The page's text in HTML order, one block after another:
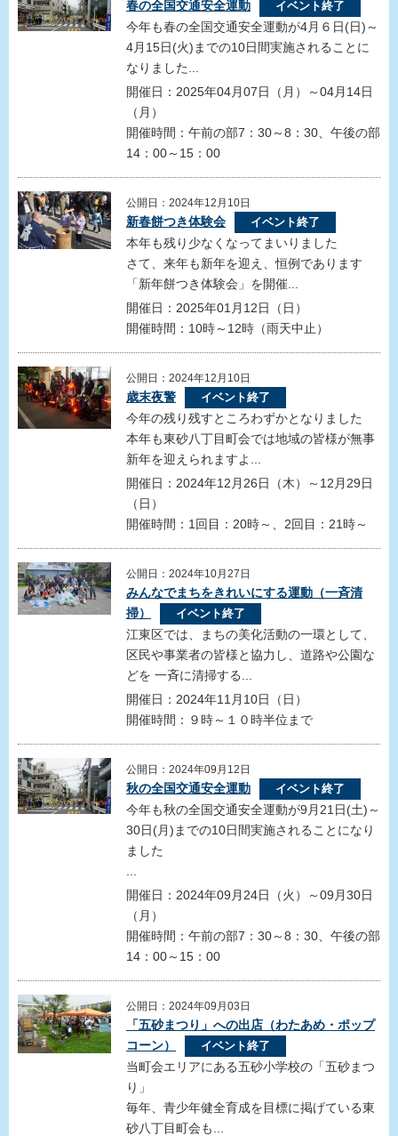
春の全国交通安全運動 イベント終了
今年も春の全国交通安全運動が4月６日(日)～
4月15日(火)までの10日間実施されることに
なりました...
開催日：2025年04月07日（月）～04月14日
（月）
開催時間：午前の部7：30～8：30、午後の部
14：00～15：00
公開日：2024年12月10日
新春餅つき体験会 イベント終了
本年も残り少なくなってまいりました
さて、来年も新年を迎え、恒例であります
「新年餅つき体験会」を開催...
開催日：2025年01月12日（日）
開催時間：10時～12時（雨天中止）
公開日：2024年12月10日
歳末夜警 イベント終了
今年の残り残すところわずかとなりました
本年も東砂八丁目町会では地域の皆様が無事
新年を迎えられますよ...
開催日：2024年12月26日（木）～12月29日
（日）
開催時間：1回目：20時～、2回目：21時～
公開日：2024年10月27日
みんなでまちをきれいにする運動（一斉清
掃）
イベント終了
江東区では、まちの美化活動の一環として、
区民や事業者の皆様と協力し、道路や公園な
どを 一斉に清掃する...
開催日：2024年11月10日（日）
開催時間：９時～１０時半位まで
公開日：2024年09月12日
秋の全国交通安全運動 イベント終了
今年も秋の全国交通安全運動が9月21日(土)～
30日(月)までの10日間実施されることになり
ました
開催日：2024年09月24日（火）～09月30日
（月）
開催時間：午前の部7：30～8：30、午後の部
14：00～15：00
公開日：2024年09月03日
「五砂まつり」への出店（わたあめ・ポップ
コーン）
イベント終了
当町会エリアにある五砂小学校の「五砂まつ
り」
毎年、青少年健全育成を目標に掲げている東
砂八丁目町会も...